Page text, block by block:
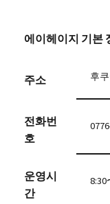
에이헤이지 기본
주소 후
전화번
호
운영시
간
8:30